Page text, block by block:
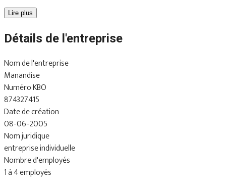
Lire plus
Détails de l'entreprise
Nom de l'entreprise
Manandise
Numéro KBO
874327415
Date de création
08-06-2005
Nom juridique
entreprise individuelle
Nombre d'employés
1 à 4 employés